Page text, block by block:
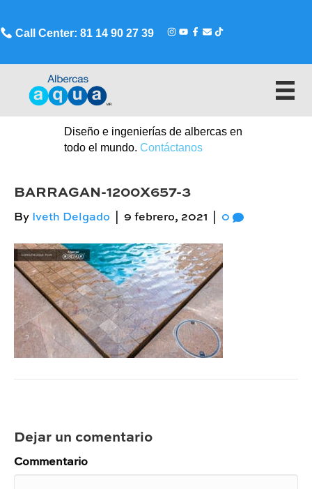
Call Center: 81 14 90 27 39
Diseño e ingenierías de albercas en
todo el mundo. Contáctanos
BARRAGAN-1200X657-3
By Iveth Delgado 9 febrero, 2021 0
Dejar un comentario
Commentario